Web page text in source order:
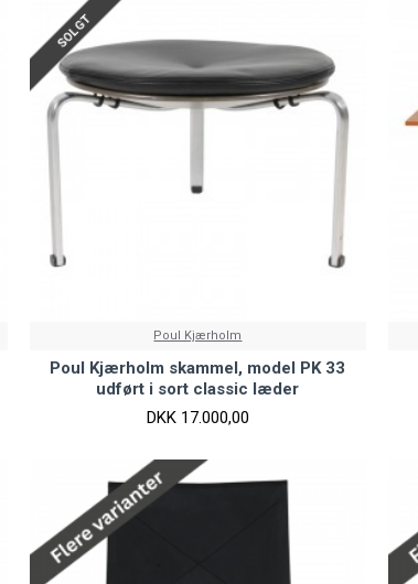
SOLGT
Poul Kjærholm
Poul Kjærholm skammel, model PK 33
udført i sort classic læder
DKK 17.000,00